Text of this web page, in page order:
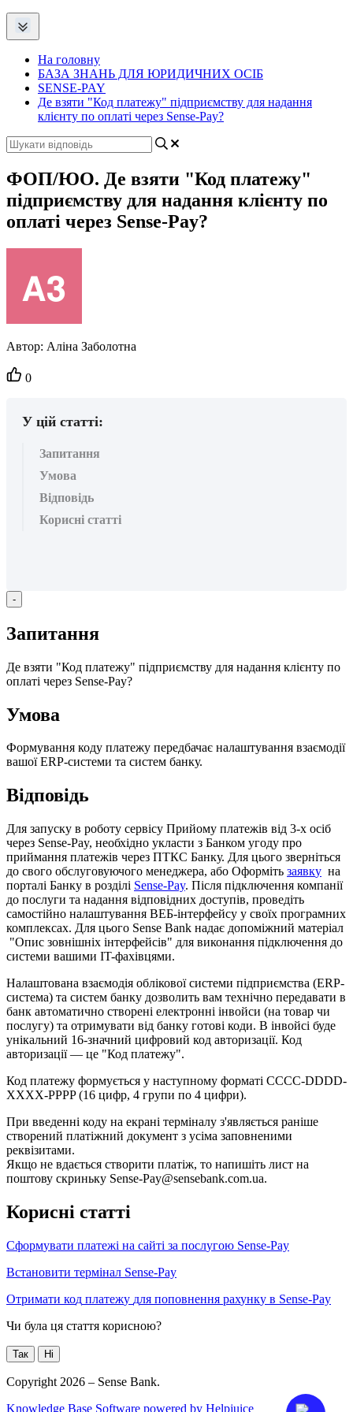
На головну
БАЗА ЗНАНЬ ДЛЯ ЮРИДИЧНИХ ОСІБ
SENSE-PAY
Де взяти "Код платежу" підприємству для надання
клієнту по оплаті через Sense-Pay?
ФОП/ЮО. Де взяти "Код платежу"
підприємству для надання клієнту по
оплаті через Sense-Pay?
Автор: Аліна Заболотна
Кількість
вподобайок:
0
У цій статті:
Запитання
Умова
Відповідь
Корисні статті
-
Запитання
Де взяти "Код платежу" підприємству для надання клієнту по
оплаті через Sense-Pay?
Умова
Формування коду платежу передбачає налаштування взаємодії
вашої ERP-системи та систем банку.
Відповідь
Для запуску в роботу сервісу Прийому платежів від 3-х осіб
через Sense-Pay, необхідно укласти з Банком угоду про
приймання платежів через ПТКС Банку. Для цього зверніться
до свого обслуговуючого менеджера, або Оформіть заявку на
порталі Банку в розділі Sense-Pay. Після підключення компанії
до послуги та надання відповідних доступів, проведіть
самостійно налаштування ВЕБ-інтерфейсу у своїх програмних
комплексах. Для цього Sense Bank надає допоміжний матеріал
"Опис зовнішніх інтерфейсів" для виконання підключення до
системи вашими IT-фахівцями.
Налаштована взаємодія облікової системи підприємства (ERP-
система) та систем банку дозволить вам технічно передавати в
банк автоматично створені електронні інвойси (на товар чи
послугу) та отримувати від банку готові коди. В інвойсі буде
унікальний 16-значний цифровий код авторизації. Код
авторизації — це "Код платежу".
Код платежу формується у наступному форматі CCCC-DDDD-
ХХХХ-PPPP (16 цифр, 4 групи по 4 цифри).
При введенні коду на екрані терміналу з'являється раніше
створений платіжний документ з усіма заповненими
реквізитами.
Якщо не вдається створити платіж, то напишіть лист на
поштову скриньку Sense-Pay@sensebank.com.ua.
Корисні статті
Сформувати платежі на сайті за послугою Sense-Pay
Встановити термінал Sense-Pay
Отримати код платежу для поповнення рахунку в Sense-Pay
Чи була ця стаття корисною?
Так Ні
Copyright 2026 – Sense Bank.
Knowledge Base Software powered by Helpjuice